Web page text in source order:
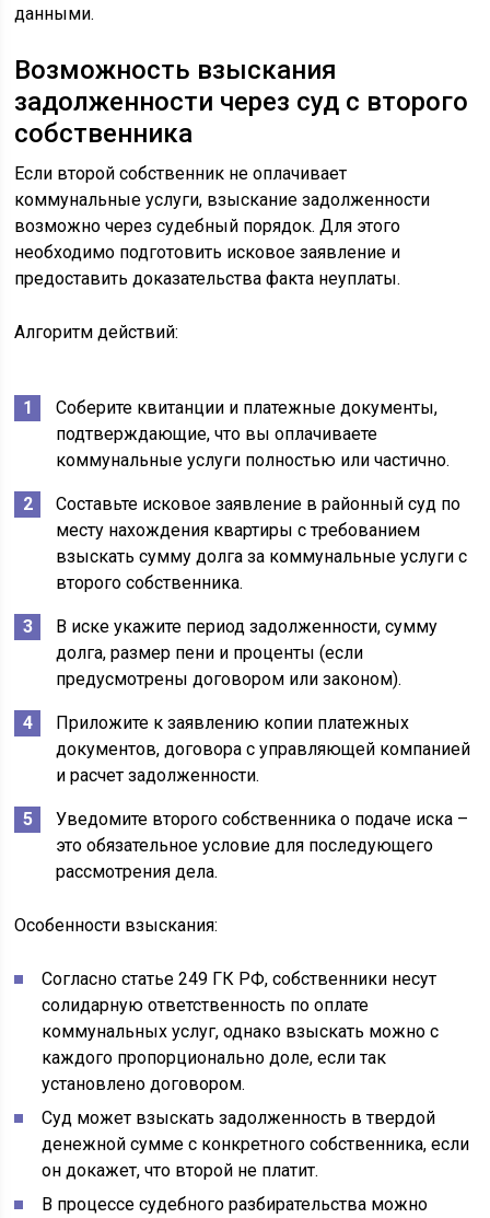
данными.
Возможность взыскания
задолженности через суд с второго
собственника
Если второй собственник не оплачивает
коммунальные услуги, взыскание задолженности
возможно через судебный порядок. Для этого
необходимо подготовить исковое заявление и
предоставить доказательства факта неуплаты.
Алгоритм действий:
Соберите квитанции и платежные документы,
подтверждающие, что вы оплачиваете
коммунальные услуги полностью или частично.
Составьте исковое заявление в районный суд по
месту нахождения квартиры с требованием
взыскать сумму долга за коммунальные услуги с
второго собственника.
В иске укажите период задолженности, сумму
долга, размер пени и проценты (если
предусмотрены договором или законом).
Приложите к заявлению копии платежных
документов, договора с управляющей компанией
и расчет задолженности.
Уведомите второго собственника о подаче иска –
это обязательное условие для последующего
рассмотрения дела.
Особенности взыскания:
Согласно статье 249 ГК РФ, собственники несут
солидарную ответственность по оплате
коммунальных услуг, однако взыскать можно с
каждого пропорционально доле, если так
установлено договором.
Суд может взыскать задолженность в твердой
денежной сумме с конкретного собственника, если
он докажет, что второй не платит.
В процессе судебного разбирательства можно